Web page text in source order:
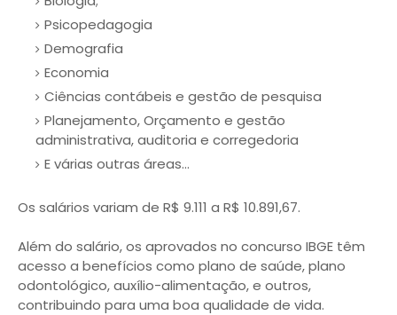
Psicopedagogia
Demografia
Economia
Ciências contábeis e gestão de pesquisa
Planejamento, Orçamento e gestão
administrativa, auditoria e corregedoria
E várias outras áreas...
Os salários variam de R$ 9.111 a R$ 10.891,67.
Além do salário, os aprovados no concurso IBGE têm
acesso a benefícios como plano de saúde, plano
odontológico, auxílio-alimentação, e outros,
contribuindo para uma boa qualidade de vida.